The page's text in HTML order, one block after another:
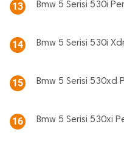
13 Bmw 5 Serisi 530i
14 Bmw 5 Serisi 530i
15 Bmw 5 Serisi 530xd
16 Bmw 5 Serisi 530xi